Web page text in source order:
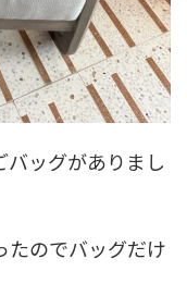
バッグがありまし
たのでバッグだけ